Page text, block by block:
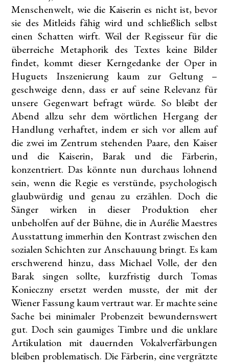
Menschenwelt, wie die Kaiserin es nicht ist, bevor
sie des Mitleids fähig wird und schließlich selbst
einen Schatten wirft. Weil der Regisseur für die
überreiche Metaphorik des Textes keine Bilder
findet, kommt dieser Kerngedanke der Oper in
Huguets Inszenierung kaum zur Geltung –
geschweige denn, dass er auf seine Relevanz für
unsere Gegenwart befragt würde. So bleibt der
Abend allzu sehr dem wörtlichen Hergang der
Handlung verhaftet, indem er sich vor allem auf
die zwei im Zentrum stehenden Paare, den Kaiser
und die Kaiserin, Barak und die Färberin,
konzentriert. Das könnte nun durchaus lohnend
sein, wenn die Regie es verstünde, psychologisch
glaubwürdig und genau zu erzählen. Doch die
Sänger wirken in dieser Produktion eher
unbeholfen auf der Bühne, die in Aurélie Maestres
Ausstattung immerhin den Kontrast zwischen den
sozialen Schichten zur Anschauung bringt. Es kam
erschwerend hinzu, dass Michael Volle, der den
Barak singen sollte, kurzfristig durch Tomas
Konieczny ersetzt werden musste, der mit der
Wiener Fassung kaum vertraut war. Er machte seine
Sache bei minimaler Probenzeit bewundernswert
gut. Doch sein gaumiges Timbre und die unklare
Artikulation mit dauernden Vokalverfärbungen
bleiben problematisch. Die Färberin, eine vergrätzte